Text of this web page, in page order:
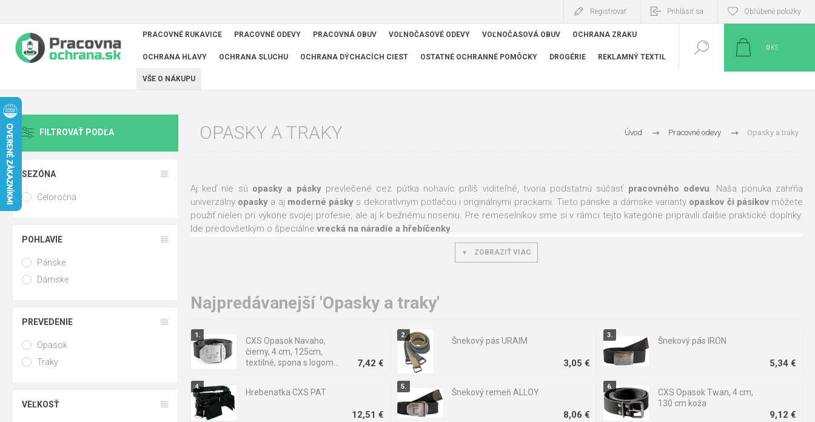
Registrovať Prihlásiť sa Obľúbené položky
PRACOVNÉ RUKAVICE PRACOVNÉ ODEVY PRACOVNÁ OBUV VOĽNOČASOVÉ ODEVY VOĽNOČASOVÁ OBUV OCHRANA ZRAKU
OCHRANA HLAVY OCHRANA SLUCHU OCHRANA DÝCHACÍCH CIEST OSTATNÉ OCHRANNÉ POMÔCKY DROGÉRIE REKLAMNÝ TEXTIL
VŠE O NÁKUPU
0 KS
Úvod Pracovné odevy Opasky a traky
OPASKY A TRAKY
Aj keď nie sú opasky a páskyprevlečené cez pútka nohavíc príliš viditeľné, tvoria podstatnú súčasť pracovného odevu. Naša ponuka zahŕňa
univerzálny opasky a aj moderné pásky s dekoratívnym potlačou i originálnymi prackami. Tieto pánske a dámske varianty opaskov či pásikovmôžete
použiť nielen pri výkone svojej profesie, ale aj k bežnému noseniu. Pre remeselníkov sme si v rámci tejto kategórie pripravili ďalšie praktické doplnky.
Ide predovšetkým o špeciálne vrecká na náradie a hřebíčenky.
Tú najvyššiu kvalitu vám v tomto prípade ponúka značky Červa, CXS, OS, CRV, 4TECH, Australian Line, Vision, Assent, Knoxfield a ďalšie.
ZOBRAZIŤ VIAC
Najpredávanejší 'Opasky a traky'
CXS Opasok Navaho,
čierny, 4 cm, 125cm,
textilné, spona s logom
7,42 €
Šnekový pás URAIM
3,05 €
Šnekový pás IRON
5,34 €
Hrebenatka CXS PAT
12,51 €
Šnekový remeň ALLOY
8,06 €
CXS Opasok Twan, 4 cm,
130 cm koža
9,12 €
FILTROVAŤ PODĽA
SEZÓNA
Celoročná
POHLAVIE
Pánske
Dámske
PREVEDENIE
Opasok
Traky
VEĽKOSŤ